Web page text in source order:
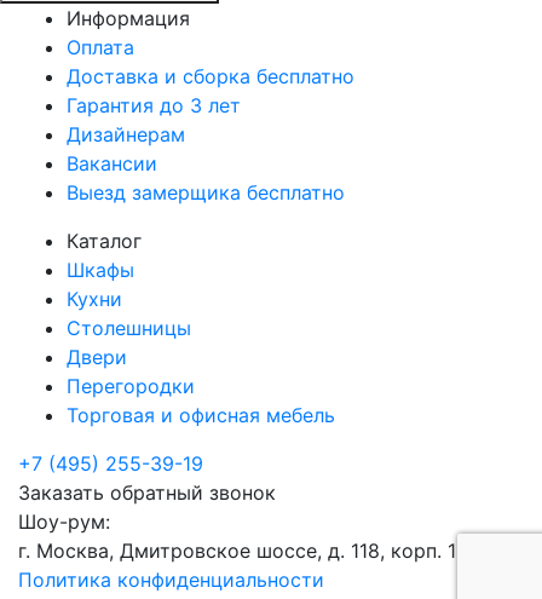
Информация
Оплата
Доставка и сборка бесплатно
Гарантия до 3 лет
Дизайнерам
Вакансии
Выезд замерщика бесплатно
Каталог
Шкафы
Кухни
Столешницы
Двери
Перегородки
Торговая и офисная мебель
+7 (495) 255-39-19
Заказать обратный звонок
Шоу-рум:
г. Москва, Дмитровское шоссе, д. 118, корп. 1
Политика конфиденциальности